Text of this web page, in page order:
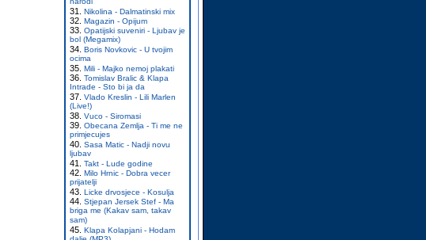
Nikolina - Dalmatinski mix
Magazin - Opijum
Opatijski suveniri - Ljubav je
bol (Megamix)
Boris Novkovic - U tvojim
ocima
Mili - Majko nemoj plakati
Tomislav Bralic & Klapa
Intrade - Sto bi ja da
Vlado Kreslin - Lili Marlen
(Live!)
Vuco - Siromasi
Obecana Zemlja - Ti me ne
primjecujes
Sasa Matic - Nadji novu
ljubav
Takt - Lude godine
Milo Hrnic - Dobra vecer
prijatelji
Licke drvosjece - Kosulja
Stjepan Jersek Stef - Ma
briga me (Kakav sam, takav
sam)
Klapa Kolapjani - Hodam